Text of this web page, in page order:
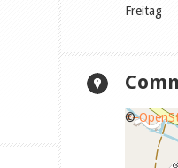
Freitag
+−
©